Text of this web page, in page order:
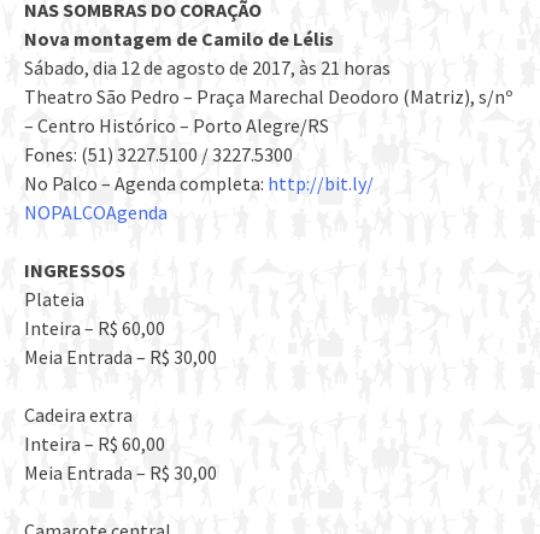
NAS SOMBRAS DO CORAÇÃO
Nova montagem de Camilo de Lélis
Sábado, dia 12 de agosto de 2017, às 21 horas
Theatro São Pedro – Praça Marechal Deodoro (Matriz), s/nº
– Centro Histórico – Porto Alegre/RS
Fones: (51) 3227.5100 / 3227.5300
No Palco – Agenda completa: http://bit.ly/
NOPALCOAgenda
INGRESSOS
Plateia
Inteira – R$ 60,00
Meia Entrada – R$ 30,00
Cadeira extra
Inteira – R$ 60,00
Meia Entrada – R$ 30,00